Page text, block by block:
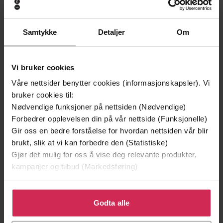
Samtykke Detaljer Om
Vi bruker cookies
Våre nettsider benytter cookies (informasjonskapsler). Vi
bruker cookies til:
Nødvendige funksjoner på nettsiden (Nødvendige)
Forbedrer opplevelsen din på vår nettside (Funksjonelle)
Gir oss en bedre forståelse for hvordan nettsiden vår blir
brukt, slik at vi kan forbedre den (Statistiske)
Gjør det mulig for oss å vise deg relevante produkter,
kampanjer og tilbud (Markedsføring)
Klikk på «Godta alle» for å gi oss ditt samtykke til å
bruke cookies for alle disse formålene. Du kan også
tilpasse ditt samtykke til spesifikke formål ved å klikke
Godta alle
149,-
Totem
Knut Faldbakken
EBOK
149,-
Grensen
Knut Faldbakken
EBOK
kriminalroman